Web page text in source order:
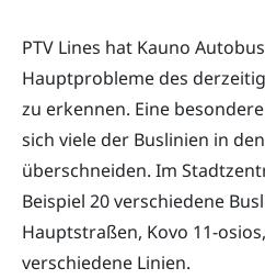
PTV Lines hat Kauno
Hauptprobleme des
zu erkennen. Eine
sich viele der Buslinien in
überschneiden. Im
Beispiel 20 verschiedene
Hauptstraßen, Kovo 11-
verschiedene Linien.